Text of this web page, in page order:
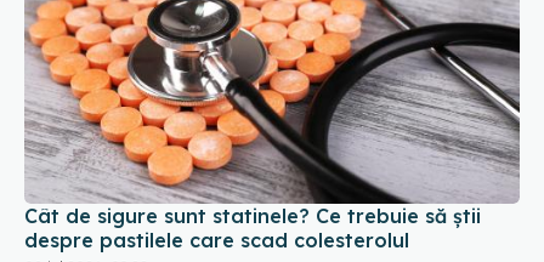
Cât de sigure sunt statinele? Ce trebuie să știi
despre pastilele care scad colesterolul
08 iul 2026, 09:22